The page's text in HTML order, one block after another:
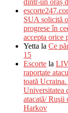
dintr-un oraș
SUA solicită
progrese în
accepta orice
Yetta la Ce
15
Escorte la
raportate
toată
Universitatea
atacată/ Ruşii
Harkov